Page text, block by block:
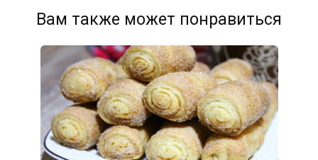
Вам также может понравиться